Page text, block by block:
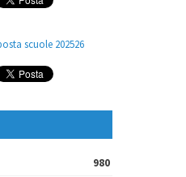
scuole 202526
980